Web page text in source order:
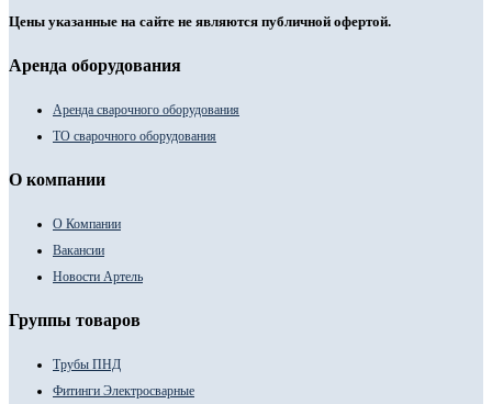
Цены указанные на сайте не являются публичной офертой.
Аренда оборудования
Аренда сварочного оборудования
ТО сварочного оборудования
О компании
О Компании
Вакансии
Новости Артель
Группы товаров
Трубы ПНД
Фитинги Электросварные